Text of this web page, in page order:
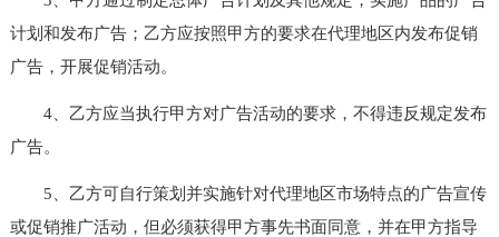
计划和发布广告；乙方应按照甲方的要求在代理地区内发布促销
广告，开展促销活动。
4、乙方应当执行甲方对广告活动的要求，不得违反规定发布
广告。
5、乙方可自行策划并实施针对代理地区市场特点的广告宣传
或促销推广活动，但必须获得甲方事先书面同意，并在甲方指导